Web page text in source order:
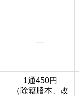
―
1通450円
（除籍謄本、改